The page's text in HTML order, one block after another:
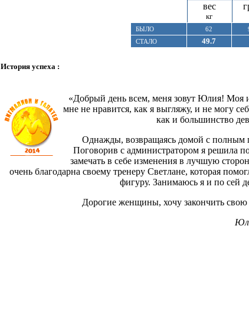
вес
кг
БЫЛО 62
СТАЛО
49.7
История успеха :
«Добрый день всем, меня зовут Юлия! Моя
мне не нравится, как я выгляжу, и не могу
как и большинство
Однажды, возвращаясь домой с полным
Поговорив с администратором я решила
замечать в себе изменения в лучшую
очень благодарна своему тренеру Светлане, которая
фигуру. Занимаюсь я и по сей
Дорогие женщины, хочу закончить